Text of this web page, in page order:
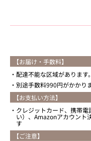
【お届け・手数料】
配達不能な区域があります。
別途手数料990円がかかり
【お支払い方法】
クレジットカード、携帯
い）、Amazonアカウン
す
【ご注意】